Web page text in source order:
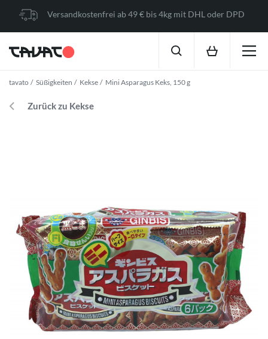
Versandkostenfrei ab 49 € bis 4kg mit DHL oder DPD
tavato Süßigkeiten Kekse Mini Asparagus Keks, 150 g
Zurück zu Kekse